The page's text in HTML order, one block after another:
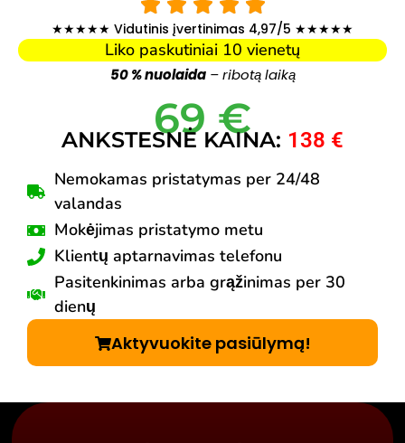
★★★★★ Vidutinis įvertinimas 4,97/5 ★★★★★
Liko paskutiniai 10 vienetų
50 % nuolaida– ribotą laiką
69 €
ANKSTESNĖ KAINA: 138 €
Nemokamas pristatymas per 24/48
valandas
Mokėjimas pristatymo metu
Klientų aptarnavimas telefonu
Pasitenkinimas arba grąžinimas per 30
dienų
Aktyvuokite pasiūlymą!